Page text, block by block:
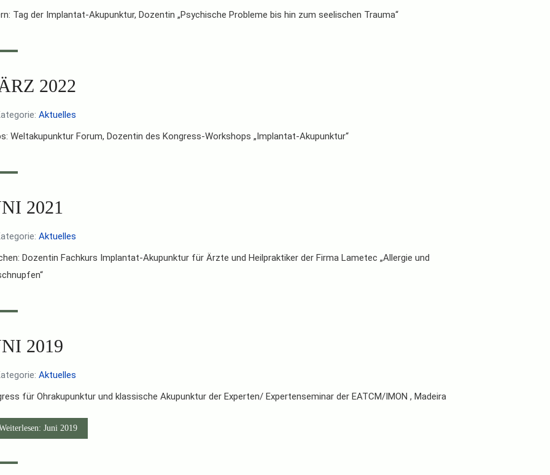
Tag der Implantat-Akupunktur, Dozentin „Psychische Probleme bis hin zum seelischen Trauma“
2022
Aktuelles
Weltakupunktur Forum, Dozentin des Kongress-Workshops „Implantat-Akupunktur“
2021
Aktuelles
Dozentin Fachkurs Implantat-Akupunktur für Ärzte und Heilpraktiker der Firma Lametec „Allergie und
2019
Aktuelles
für Ohrakupunktur und klassische Akupunktur der Experten/ Expertenseminar der EATCM/IMON , Madeira
Juni 2019